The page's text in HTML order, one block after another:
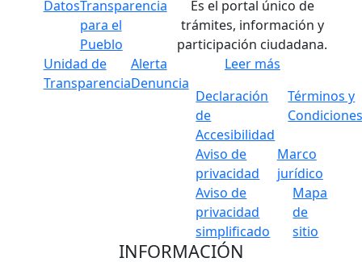
DatosTransparencia
para el
Pueblo
Unidad de
Transparencia
Alerta
Denuncia
Es el portal único de
trámites, información y
participación ciudadana.
Leer más
Declaración
de
Accesibilidad
Términos y
Aviso de
privacidad
Marco
jurídico
Aviso de
privacidad
simplificado
Mapa
de
sitio
INFORMACIÓN